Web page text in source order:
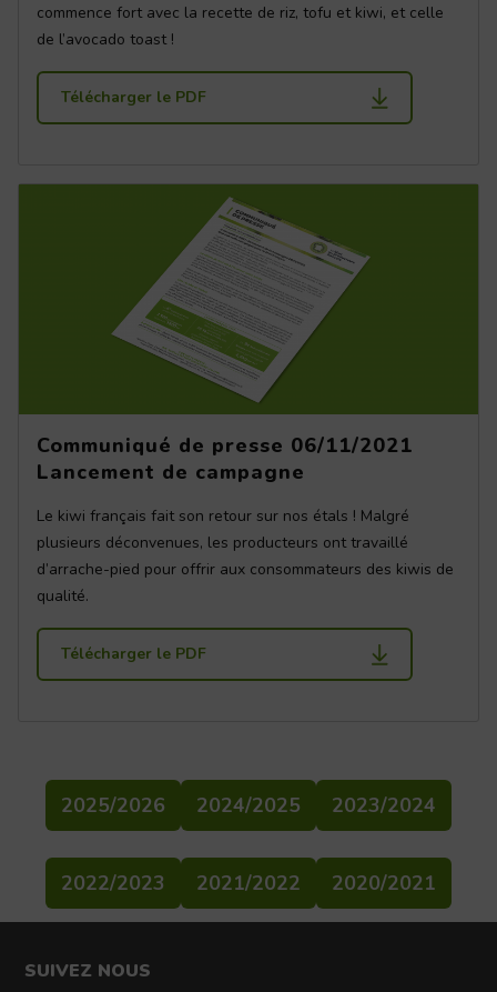
commence fort avec la recette de riz, tofu et kiwi, et celle
de l’avocado toast !
Télécharger le PDF
Communiqué de presse 06/11/2021
Lancement de campagne
Le kiwi français fait son retour sur nos étals ! Malgré
plusieurs déconvenues, les producteurs ont travaillé
d’arrache-pied pour offrir aux consommateurs des kiwis de
qualité.
Télécharger le PDF
2025/2026 2024/2025 2023/2024
2022/2023 2021/2022 2020/2021
SUIVEZ NOUS